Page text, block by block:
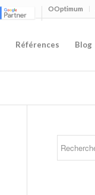
OOptimum
Références Blog